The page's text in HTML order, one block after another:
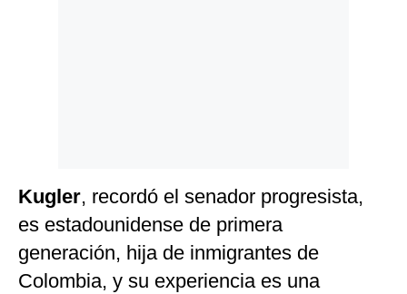
Kugler, recordó el senador progresista,
es estadounidense de primera
generación, hija de inmigrantes de
Colombia, y su experiencia es una